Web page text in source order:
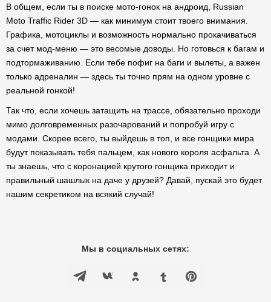
В общем, если ты в поиске мото-гонок на андроид, Russian
Moto Traffic Rider 3D — как минимум стоит твоего внимания.
Графика, мотоциклы и возможность нормально прокачиваться
за счет мод-меню — это весомые доводы. Но готовься к багам и
подтормаживанию. Если тебе пофиг на баги и вылеты, а важен
только адреналин — здесь ты точно прям на одном уровне с
реальной гонкой!
Так что, если хочешь затащить на трассе, обязательно проходи
мимо долговременных разочарований и попробуй игру с
модами. Скорее всего, ты выйдешь в топ, и все гонщики мира
будут показывать тебя пальцем, как нового короля асфальта. А
ты знаешь, что с коронацией крутого гонщика приходит и
правильный шашлык на даче у друзей? Давай, пускай это будет
нашим секретиком на всякий случай!
Мы в социальных сетях: